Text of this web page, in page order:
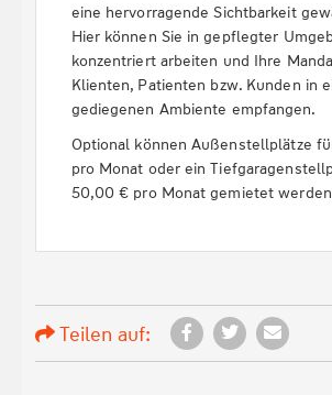
eine hervorragende Sichtbarkeit
Hier können Sie in gepflegter
konzentriert arbeiten und Ihre
Klienten, Patienten bzw. Kunden in
gediegenen Ambiente empfangen.
Optional können Außenstellplätze
pro Monat oder ein
50,00 € pro Monat gemietet
Teilen auf: